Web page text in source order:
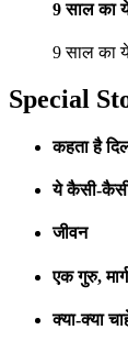
9 साल का
9 साल का
Special
कहता है
ये कैसी-कैसी
जीवन
एक गुरु,
क्या-क्या